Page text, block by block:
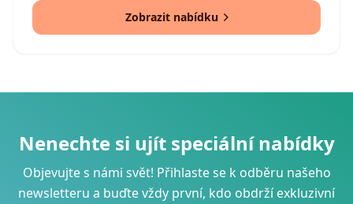
Zobrazit nabídku
Nenechte si ujít speciální nabídky
Objevujte s námi svět! Přihlaste se k odběru našeho
newsletteru a buďte vždy první, kdo obdrží exkluzivní